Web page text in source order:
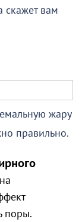
скажет вам
жару
правильно.
поры.